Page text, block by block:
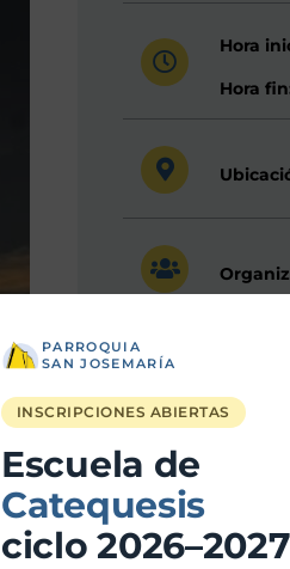
Hora
Hora
PARROQUIA
SAN JOSEMARÍA
INSCRIPCIONES ABIERTAS
Escuela de
Catequesis
ciclo 2026–2027